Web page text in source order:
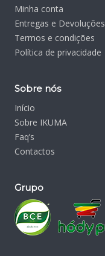
Minha conta
Entregas e Devoluções
Termos e condições
Política de privacidade
Sobre nós
Início
Sobre IKUMA
Faq’s
Contactos
Grupo